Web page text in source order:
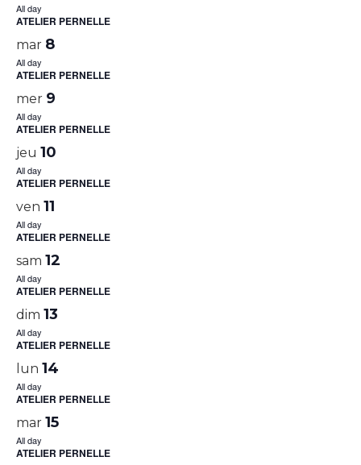
All day
ATELIER PERNELLE
mar 8
All day
ATELIER PERNELLE
mer 9
All day
ATELIER PERNELLE
jeu 10
All day
ATELIER PERNELLE
ven 11
All day
ATELIER PERNELLE
sam 12
All day
ATELIER PERNELLE
dim 13
All day
ATELIER PERNELLE
lun 14
All day
ATELIER PERNELLE
mar 15
All day
ATELIER PERNELLE